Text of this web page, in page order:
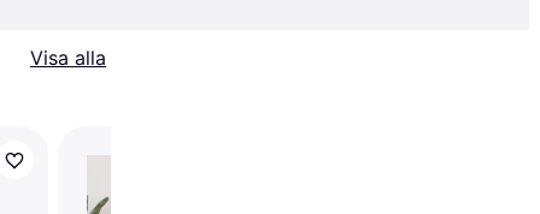
Visa alla